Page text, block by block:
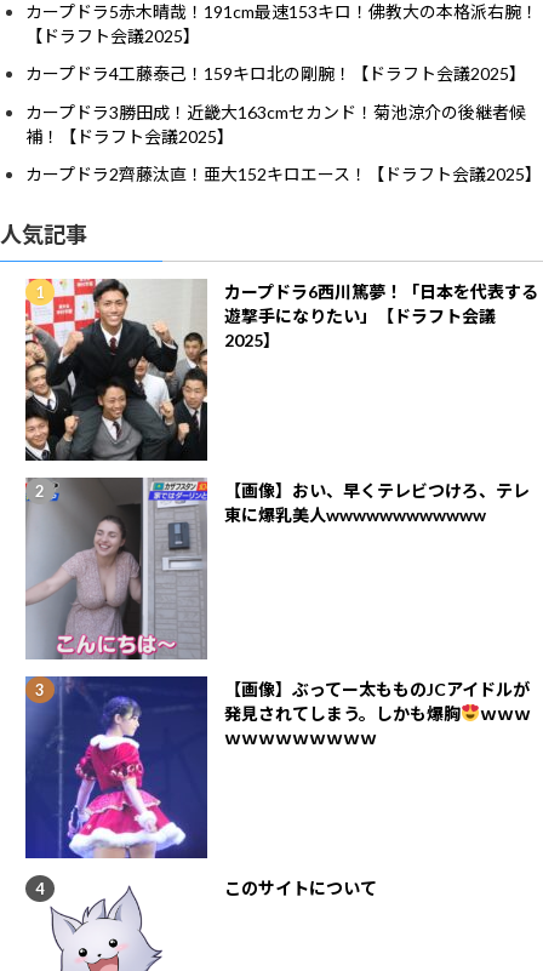
カープドラ5赤木晴哉！191cm最速153キロ！佛教大の本格派右腕！
【ドラフト会議2025】
カープドラ4工藤泰己！159キロ北の剛腕！【ドラフト会議2025】
カープドラ3勝田成！近畿大163cmセカンド！菊池涼介の後継者候
補！【ドラフト会議2025】
カープドラ2齊藤汰直！亜大152キロエース！【ドラフト会議2025】
人気記事
カープドラ6西川篤夢！「日本を代表する
遊撃手になりたい」【ドラフト会議
2025】
【画像】おい、早くテレビつけろ、テレ
東に爆乳美人wwwwwwwwwwww
【画像】ぶってー太もものJCアイドルが
発見されてしまう。しかも爆胸
ｗｗｗ
ｗｗｗｗｗｗｗｗｗ
このサイトについて